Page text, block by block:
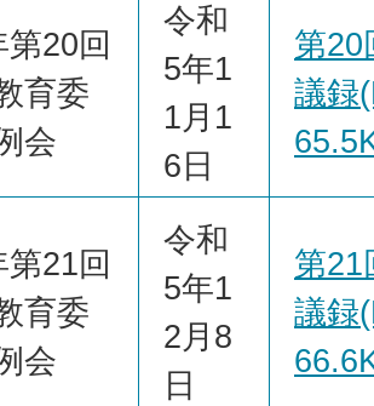
20回
育委
会
令和
5年1
1月1
6日
第20
議録
21回
育委
会
令和
5年1
2月8
日
第21
議録